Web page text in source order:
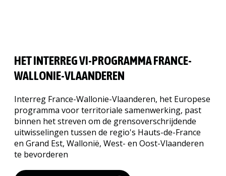
HET INTERREG VI-PROGRAMMA FRANCE-
WALLONIE-VLAANDEREN
Interreg France-Wallonie-Vlaanderen, het Europese
programma voor territoriale samenwerking, past
binnen het streven om de grensoverschrijdende
uitwisselingen tussen de regio's Hauts-de-France
en Grand Est, Wallonië, West- en Oost-Vlaanderen
te bevorderen